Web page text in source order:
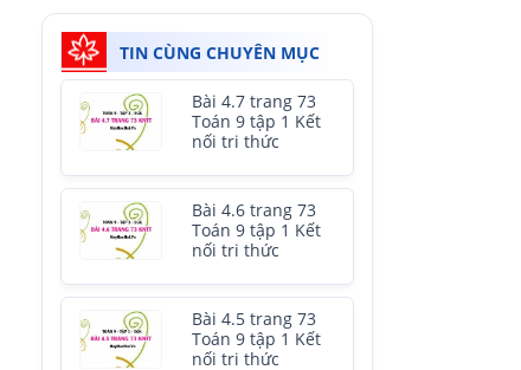
TIN CÙNG CHUYÊN MỤC
Bài 4.7 trang 73
Toán 9 tập 1 Kết
nối tri thức
Bài 4.6 trang 73
Toán 9 tập 1 Kết
nối tri thức
Bài 4.5 trang 73
Toán 9 tập 1 Kết
nối tri thức